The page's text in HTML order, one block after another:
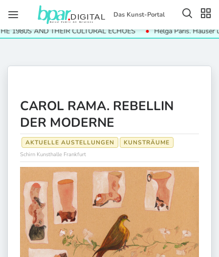
Das Kunst-Portal
THEIR CULTURAL ECHOES Helga Paris. Häuser und
CAROL RAMA. REBELLIN
DER MODERNE
AKTUELLE AUSTELLUNGEN KUNSTRÄUME
Schirn Kunsthalle Frankfurt